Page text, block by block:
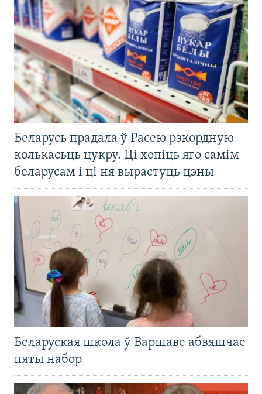
Беларусь прадала ў Расею рэкордную
колькасьць цукру. Ці хопіць яго самім
беларусам і ці ня вырастуць цэны
Беларуская школа ў Варшаве абвяшчае
пяты набор